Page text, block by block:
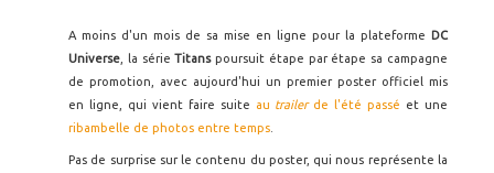
A moins d'un mois de sa mise en ligne pour la plateforme DC
Universe , la sérieTitanspoursuit étape par étape sa campagne
de promotion, avec aujourd'hui un premier poster officiel mis
en ligne, qui vient faire suite au trailer de l'été passé et une
ribambelle de photos entre temps
Pas de surprise sur le contenu du poster, qui nous représente la